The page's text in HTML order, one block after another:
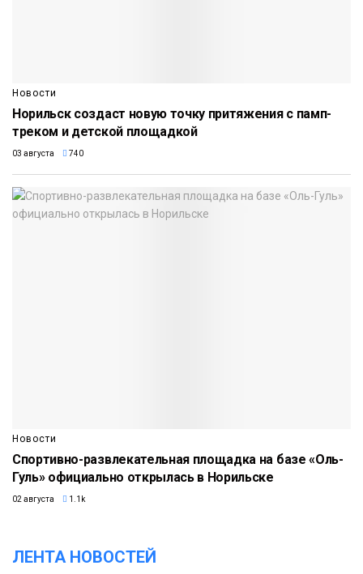
Новости
Норильск создаст новую точку притяжения с памп-
треком и детской площадкой
03 августа 740
Новости
Спортивно-развлекательная площадка на базе «Оль-
Гуль» официально открылась в Норильске
02 августа 1.1k
ЛЕНТА НОВОСТЕЙ